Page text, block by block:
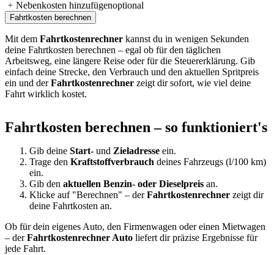
Nebenkosten hinzufügenoptional
Fahrtkosten berechnen
Mit dem Fahrtkostenrechner kannst du in wenigen Sekunden
deine Fahrtkosten berechnen – egal ob für den täglichen
Arbeitsweg, eine längere Reise oder für die Steuererklärung. Gib
einfach deine Strecke, den Verbrauch und den aktuellen Spritpreis
ein und derFahrtkostenrechner zeigt dir sofort, wie viel deine
Fahrt wirklich kostet.
Fahrtkosten berechnen – so funktioniert's
Gib deine Start- und Zieladresse ein.
Trage den Kraftstoffverbrauch deines Fahrzeugs (l/100 km)
ein.
Gib den aktuellen Benzin- oder Dieselpreis an.
Klicke auf "Berechnen" – derFahrtkostenrechner zeigt dir
deine Fahrtkosten an.
Ob für dein eigenes Auto, den Firmenwagen oder einen Mietwagen
– derFahrtkostenrechner Auto liefert dir präzise Ergebnisse für
jede Fahrt.